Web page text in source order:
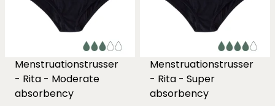
Menstruationstrusser
- Rita - Moderate
absorbency
Menstruationstrusser
- Rita - Super
absorbency